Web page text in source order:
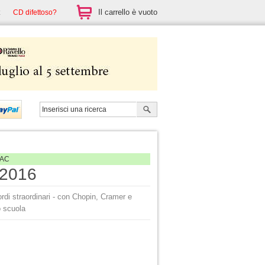
Il carrello è vuoto
CD difettoso?
straordinari - con Chopin, Cramer e
scuola